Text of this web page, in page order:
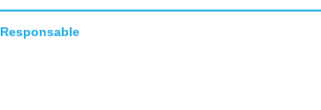
Responsable